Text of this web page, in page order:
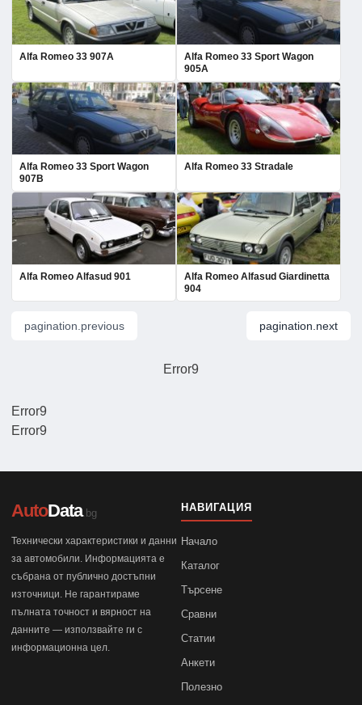
Error9
Alfa Romeo 33 907A
Alfa Romeo 33 Sport Wagon
905A
Alfa Romeo 33 Sport Wagon
907B
Alfa Romeo 33 Stradale
Alfa Romeo Alfasud 901
Alfa Romeo Alfasud Giardinetta
904
pagination.previous pagination.next
Error9
Error9
AutoData.bg
Технически характеристики и данни
за автомобили. Информацията е
събрана от публично достъпни
източници. Не гарантираме
пълната точност и вярност на
данните — използвайте ги с
информационна цел.
НАВИГАЦИЯ
Начало
Каталог
Търсене
Сравни
Статии
Анкети
Полезно